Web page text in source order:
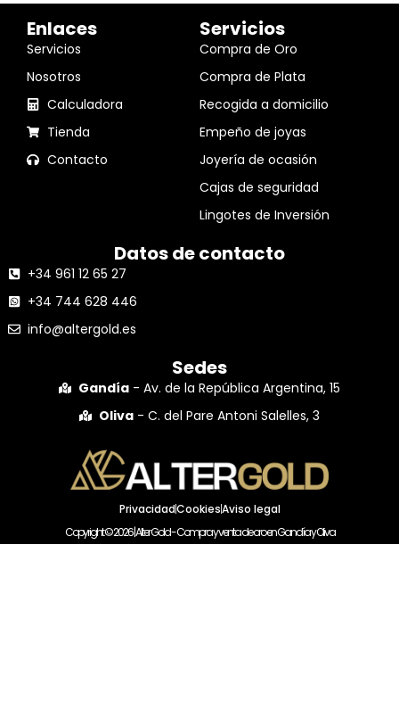
Enlaces
Servicios
Nosotros
Calculadora
Tienda
Contacto
Servicios
Compra de Oro
Compra de Plata
Recogida a domicilio
Empeño de joyas
Joyería de ocasión
Cajas de seguridad
Lingotes de Inversión
Datos de contacto
+34 961 12 65 27
+34 744 628 446
info@altergold.es
Sedes
Gandía - Av. de la República Argentina, 15
Oliva - C. del Pare Antoni Salelles, 3
PrivacidadCookiesAviso legal
Copyright © 2026 | Alter Gold - Compra y venta de oro en Gandía y Oliva